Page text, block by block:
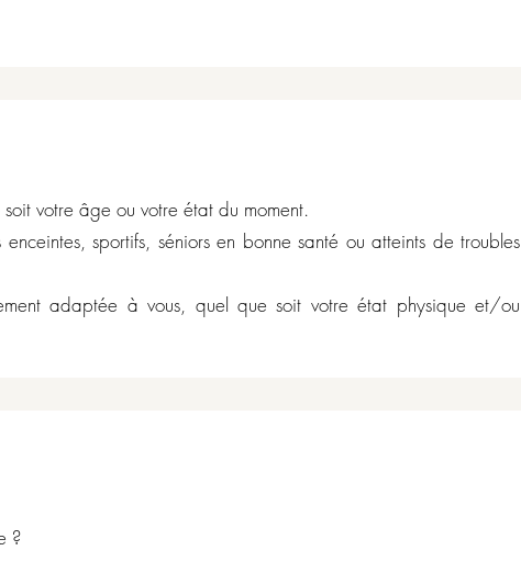
votre âge ou votre état du moment.
sportifs, séniors en bonne santé ou atteints de troubles
adaptée à vous, quel que soit votre état physique et/ou
?